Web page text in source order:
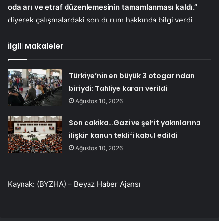
odaları ve etraf düzenlemesinin tamamlanması kaldı.”
diyerek çalışmalardaki son durum hakkında bilgi verdi.
İlgili Makaleler
Türkiye’nin en büyük 3 otogarından
biriydi: Tahliye kararı verildi
Ağustos 10, 2026
Son dakika…Gazi ve şehit yakınlarına
ilişkin kanun teklifi kabul edildi
Ağustos 10, 2026
Kaynak: (BYZHA) – Beyaz Haber Ajansı